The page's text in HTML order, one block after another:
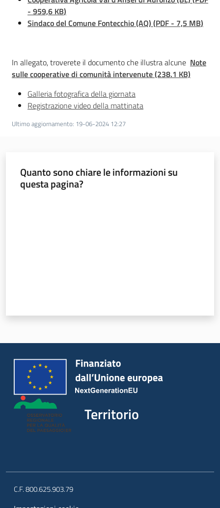
- 959,6 KB)
Sindaco del Comune Fontecchio (AQ) (PDF - 7,5 MB)
In allegato, troverete il documento che illustra alcune Note
sulle cooperative di comunità intervenute (238.1 KB)
Galleria fotografica della giornata
Registrazione video della mattinata
Ultimo aggiornamento: 19-06-2024 12:27
Quanto sono chiare le informazioni su
questa pagina?
Territorio
C.F. 800.625.903.79